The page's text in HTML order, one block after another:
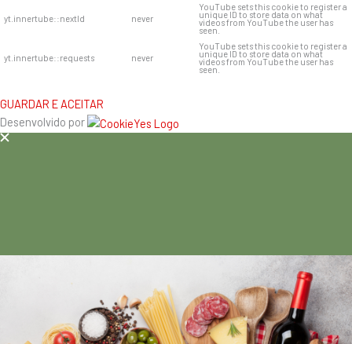
yt.innertube::nextId never
YouTube sets this cookie to register a
unique ID to store data on what
videos from YouTube the user has
seen.
yt.innertube::requests never
YouTube sets this cookie to register a
unique ID to store data on what
videos from YouTube the user has
seen.
GUARDAR E ACEITAR
Desenvolvido por